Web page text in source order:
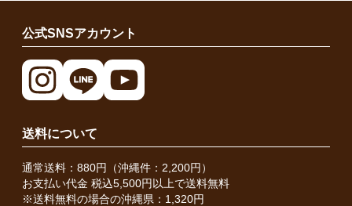
公式SNSアカウント
送料について
通常送料：880円（沖縄件：2,200円）
お支払い代金 税込5,500円以上で送料無料
※送料無料の場合の沖縄県：1,320円